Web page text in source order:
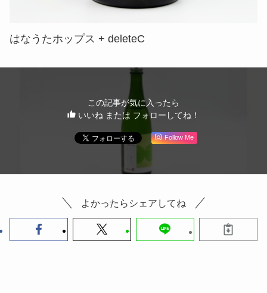
はなうたホップス + deleteC
この記事が気に入ったら
いいね または フォローしてね！
Follow Me
よかったらシェアしてね